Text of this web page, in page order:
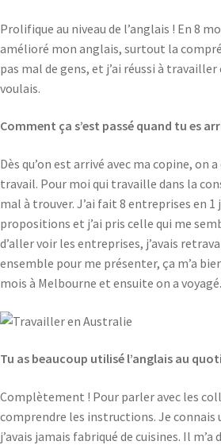
Prolifique au niveau de l’anglais ! En 8
amélioré mon anglais, surtout la
pas mal de gens, et j’ai réussi à
voulais.
Comment ça s’est passé quand tu es
Dès qu’on est arrivé avec ma copine, on
travail. Pour moi qui travaille dans la
mal à trouver. J’ai fait 8 entreprises en 1
propositions et j’ai pris celle qui me
d’aller voir les entreprises, j’avais
ensemble pour me présenter, ça m’a
mois à Melbourne et ensuite on a voyagé.
Tu as beaucoup utilisé l’anglais au
Complètement ! Pour parler avec les
comprendre les instructions. Je connais
j’avais jamais fabriqué de cuisines. Il